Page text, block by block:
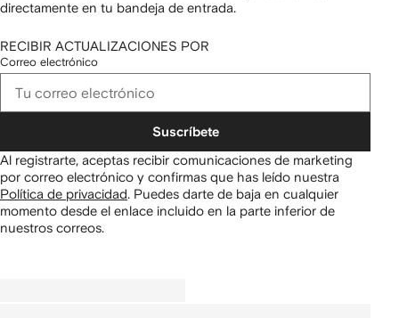
directamente en tu bandeja de entrada.
RECIBIR ACTUALIZACIONES POR
Correo electrónico
Suscríbete
Al registrarte, aceptas recibir comunicaciones de marketing
por correo electrónico y confirmas que has leído nuestra
Política de privacidad. Puedes darte de baja en cualquier
momento desde el enlace incluido en la parte inferior de
nuestros correos.